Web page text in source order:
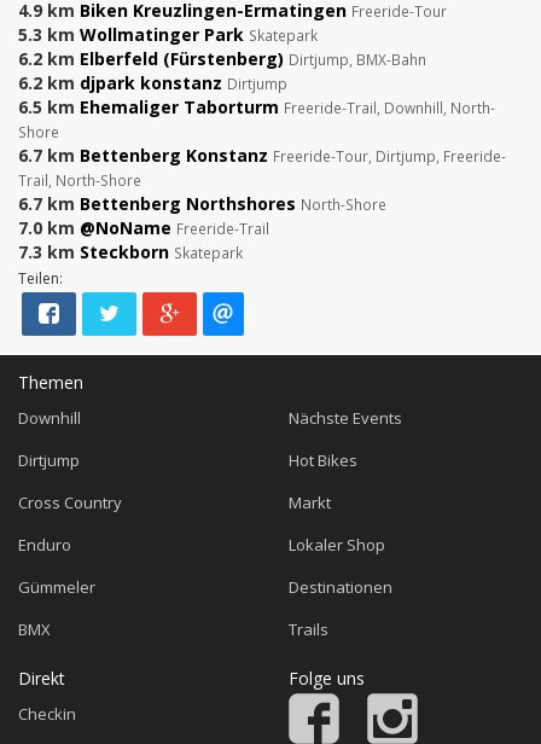
4.9 km Biken Kreuzlingen-Ermatingen Freeride-Tour
5.3 km Wollmatinger Park Skatepark
6.2 km Elberfeld (Fürstenberg) Dirtjump, BMX-Bahn
6.2 km djpark konstanz Dirtjump
6.5 km Ehemaliger Taborturm Freeride-Trail, Downhill, North-
Shore
6.7 km Bettenberg Konstanz Freeride-Tour, Dirtjump, Freeride-
Trail, North-Shore
6.7 km Bettenberg Northshores North-Shore
7.0 km @NoName Freeride-Trail
7.3 km Steckborn Skatepark
Teilen:
Themen
Downhill
Dirtjump
Cross Country
Enduro
Gümmeler
BMX
Nächste Events
Hot Bikes
Markt
Lokaler Shop
Destinationen
Trails
Direkt
Checkin
Folge uns